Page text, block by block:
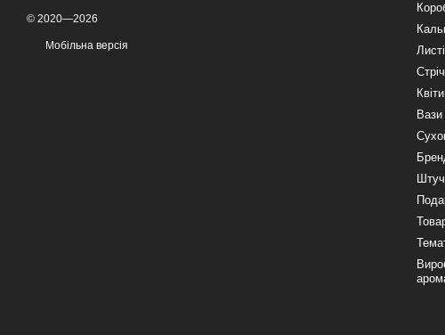
© 2020—2026
Мобільна версія
Вази